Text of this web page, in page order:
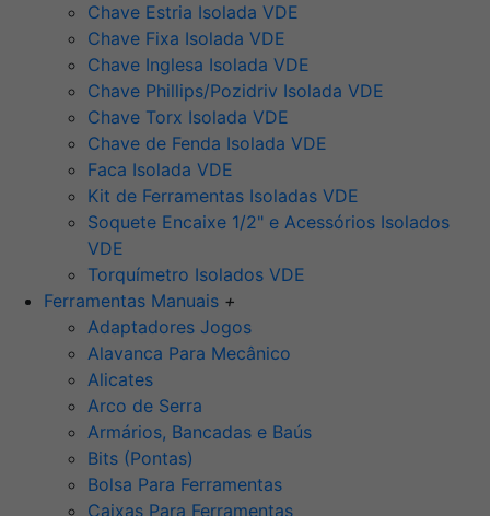
Chave Estria Isolada VDE
Chave Fixa Isolada VDE
Chave Inglesa Isolada VDE
Chave Phillips/Pozidriv Isolada VDE
Chave Torx Isolada VDE
Chave de Fenda Isolada VDE
Faca Isolada VDE
Kit de Ferramentas Isoladas VDE
Soquete Encaixe 1/2" e Acessórios Isolados
VDE
Torquímetro Isolados VDE
Ferramentas Manuais +
Adaptadores Jogos
Alavanca Para Mecânico
Alicates
Arco de Serra
Armários, Bancadas e Baús
Bits (Pontas)
Bolsa Para Ferramentas
Caixas Para Ferramentas